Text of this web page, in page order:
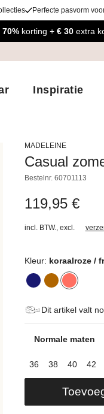
Perfecte pasvorm
70% korting + € 30 extra
Inspiratie
MADELEINE
Casual
Bestelnr. 60701113
119,95 €
incl. BTW., excl.
Kleur: koraalroze /
Dit artikel valt
Normale maten
36 38 40 42